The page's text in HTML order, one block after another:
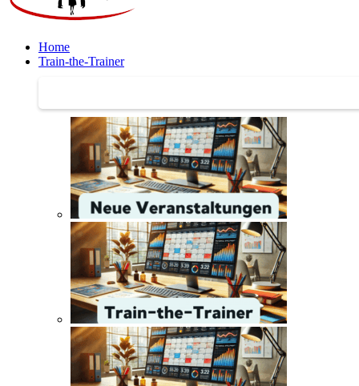
Home
Train-the-Trainer